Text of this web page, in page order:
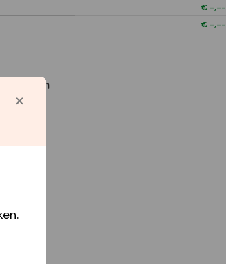
€ -,--
€ -,--